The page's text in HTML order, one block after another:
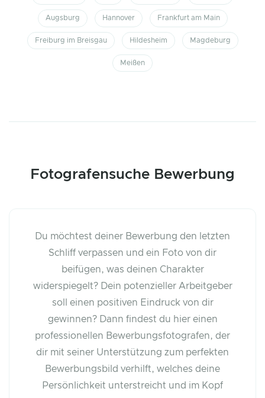
Augsburg Hannover Frankfurt am Main
Freiburg im Breisgau Hildesheim Magdeburg
Meißen
Fotografensuche Bewerbung
Du möchtest deiner Bewerbung den letzten
Schliff verpassen und ein Foto von dir
beifügen, was deinen Charakter
widerspiegelt? Dein potenzieller Arbeitgeber
soll einen positiven Eindruck von dir
gewinnen? Dann findest du hier einen
professionellen Bewerbungsfotografen, der
dir mit seiner Unterstützung zum perfekten
Bewerbungsbild verhilft, welches deine
Persönlichkeit unterstreicht und im Kopf